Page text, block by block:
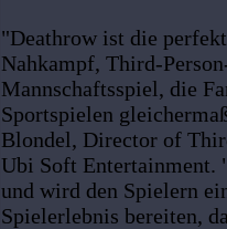
"Deathrow ist die
Nahkampf, Third-
Mannschaftsspiel, die
Sportspielen
Blondel, Director of
Ubi Soft Entertainment.
und wird den Spielern
Spielerlebnis bereiten,